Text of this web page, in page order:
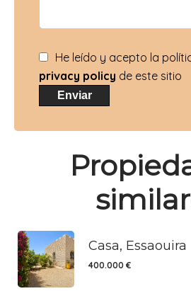
He leído y acepto la
privacy policy de este sitio
Enviar
Casa, Essaouira
400.000 €